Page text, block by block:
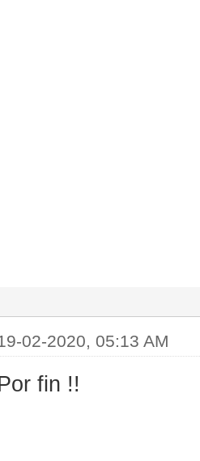
02-2020, 05:13 AM
fin !!